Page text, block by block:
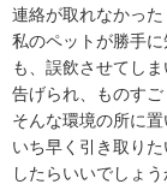
連絡が取れなかった
私のペットが勝手
も、誤飲させてし
告げられ、ものす
そんな環境の所に
いち早く引き取り
したらいいでしょう